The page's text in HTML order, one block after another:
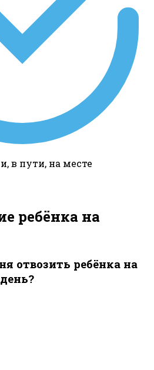
в пути, на месте
ребёнка на
отвозить ребёнка на